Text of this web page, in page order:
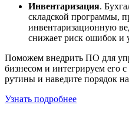
Инвентаризация.
складской программы,
инвентаризационную
снижает риск ошибок и
Поможем внедрить ПО для
бизнесом и интегрируем его с
рутины и наведите порядок
Узнать подробнее